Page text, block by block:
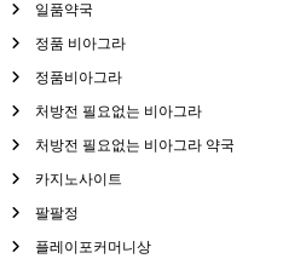
일품약국
정품 비아그라
정품비아그라
처방전 필요없는 비아그라
처방전 필요없는 비아그라 약국
카지노사이트
팔팔정
플레이포커머니상